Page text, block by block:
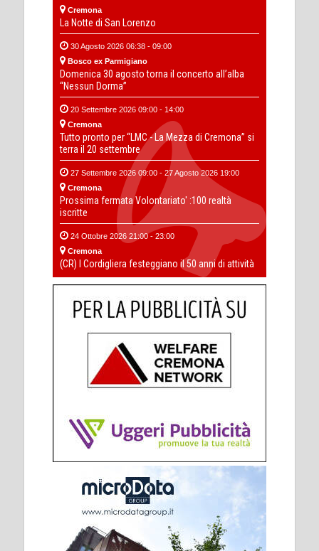
Cremona
La Notte di San Lorenzo
30 Agosto 2026 06:38 - 09:00
Bosco ex Parmigiano
Domenica 30 agosto torna il concerto all’alba
“Nessun Dorma”
20 Settembre 2026 09:00 - 14:00
Cremona
Tutto pronto per “LMC - La Mezza di Cremona” si
terra il 20 settembre
27 Settembre 2026 09:00 - 27 Agosto 2026 19:00
Cremona
Prossima fermata Volontariato' :100 realtà
iscritte
24 Ottobre 2026 21:00 - 23:00
Cremona
(CR) I Cordigliera festeggiano il 50 anni di attività